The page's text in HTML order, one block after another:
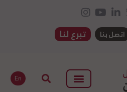
اتصل بنا تبرع لنا
En